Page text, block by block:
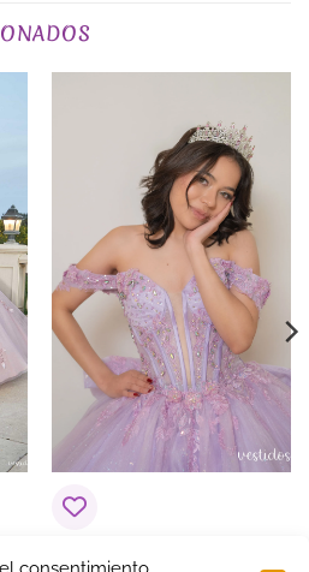
Morados / Lilas
Vestido de 15 años